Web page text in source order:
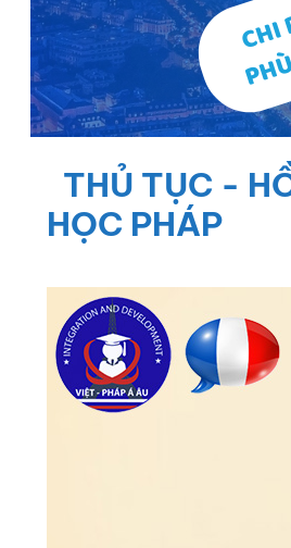
THỦ TỤC -
HỌC PHÁP